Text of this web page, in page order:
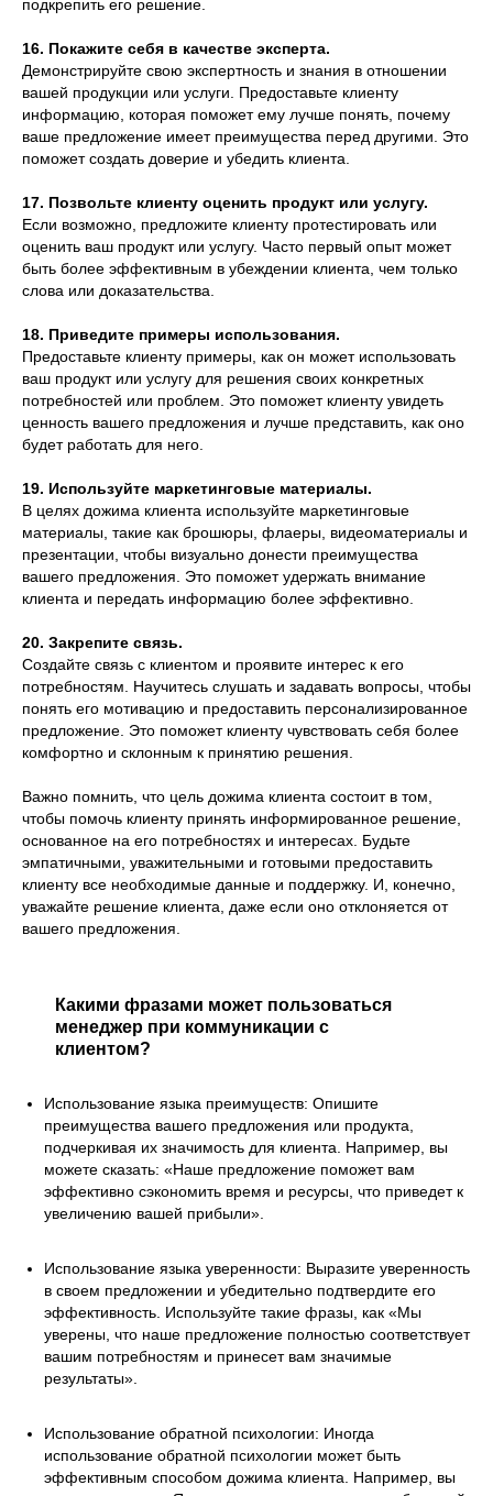
подкрепить его решение.
16. Покажите себя в качестве эксперта.
Демонстрируйте свою экспертность и знания в отношении
вашей продукции или услуги. Предоставьте клиенту
информацию, которая поможет ему лучше понять, почему
ваше предложение имеет преимущества перед другими. Это
поможет создать доверие и убедить клиента.
17. Позвольте клиенту оценить продукт или услугу.
Если возможно, предложите клиенту протестировать или
оценить ваш продукт или услугу. Часто первый опыт может
быть более эффективным в убеждении клиента, чем только
слова или доказательства.
18. Приведите примеры использования.
Предоставьте клиенту примеры, как он может использовать
ваш продукт или услугу для решения своих конкретных
потребностей или проблем. Это поможет клиенту увидеть
ценность вашего предложения и лучше представить, как оно
будет работать для него.
19. Используйте маркетинговые материалы.
В целях дожима клиента используйте маркетинговые
материалы, такие как брошюры, флаеры, видеоматериалы и
презентации, чтобы визуально донести преимущества
вашего предложения. Это поможет удержать внимание
клиента и передать информацию более эффективно.
20. Закрепите связь.
Создайте связь с клиентом и проявите интерес к его
потребностям. Научитесь слушать и задавать вопросы, чтобы
понять его мотивацию и предоставить персонализированное
предложение. Это поможет клиенту чувствовать себя более
комфортно и склонным к принятию решения.
Важно помнить, что цель дожима клиента состоит в том,
чтобы помочь клиенту принять информированное решение,
основанное на его потребностях и интересах. Будьте
эмпатичными, уважительными и готовыми предоставить
клиенту все необходимые данные и поддержку. И, конечно,
уважайте решение клиента, даже если оно отклоняется от
вашего предложения.
Какими фразами может пользоваться
менеджер при коммуникации с
клиентом?
Использование языка преимуществ: Опишите
преимущества вашего предложения или продукта,
подчеркивая их значимость для клиента. Например, вы
можете сказать: «Наше предложение поможет вам
эффективно сэкономить время и ресурсы, что приведет к
увеличению вашей прибыли».
Использование языка уверенности: Выразите уверенность
в своем предложении и убедительно подтвердите его
эффективность. Используйте такие фразы, как «Мы
уверены, что наше предложение полностью соответствует
вашим потребностям и принесет вам значимые
результаты».
Использование обратной психологии: Иногда
использование обратной психологии может быть
эффективным способом дожима клиента. Например, вы